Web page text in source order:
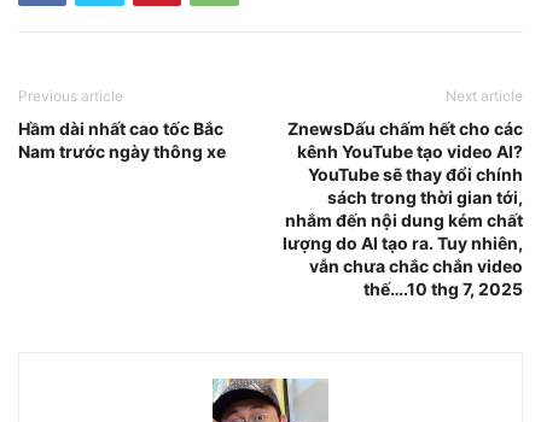
Previous article
Hầm dài nhất cao tốc Bắc
Nam trước ngày thông xe
Next article
ZnewsDấu chấm hết cho các
kênh YouTube tạo video AI?
YouTube sẽ thay đổi chính
sách trong thời gian tới,
nhắm đến nội dung kém chất
lượng do AI tạo ra. Tuy nhiên,
vẫn chưa chắc chắn video
thế….10 thg 7, 2025